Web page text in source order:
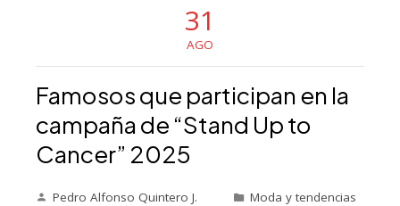
31
AGO
Famosos que participan en la
campaña de “Stand Up to
Cancer” 2025
Pedro Alfonso Quintero J. Moda y tendencias